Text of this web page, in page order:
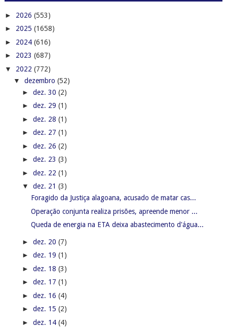
► 2026 (553)
► 2025 (1658)
► 2024 (616)
► 2023 (687)
▼ 2022 (772)
▼ dezembro (52)
► dez. 30 (2)
► dez. 29 (1)
► dez. 28 (1)
► dez. 27 (1)
► dez. 26 (2)
► dez. 23 (3)
► dez. 22 (1)
▼ dez. 21 (3)
Foragido da Justiça alagoana, acusado de matar cas...
Operação conjunta realiza prisões, apreende menor ...
Queda de energia na ETA deixa abastecimento d'água...
► dez. 20 (7)
► dez. 19 (1)
► dez. 18 (3)
► dez. 17 (1)
► dez. 16 (4)
► dez. 15 (2)
► dez. 14 (4)